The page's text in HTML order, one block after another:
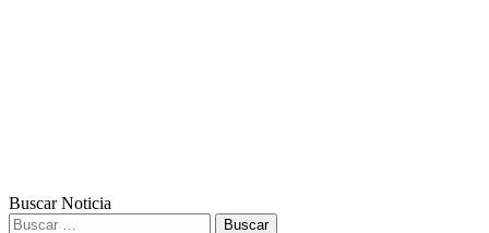
Buscar Noticia
Buscar: